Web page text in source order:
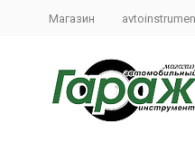
Магазин